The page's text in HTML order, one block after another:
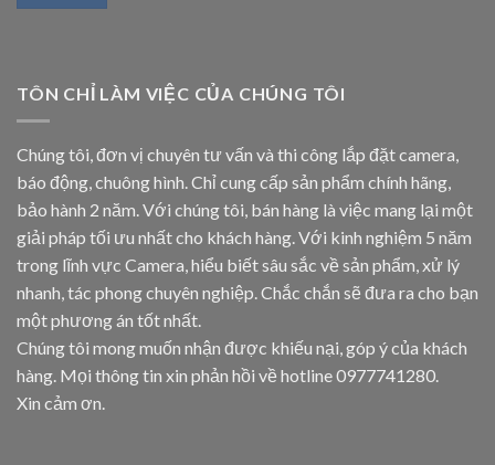
TÔN CHỈ LÀM VIỆC CỦA CHÚNG TÔI
Chúng tôi, đơn vị chuyên tư vấn và thi công lắp đặt camera,
báo động, chuông hình. Chỉ cung cấp sản phẩm chính hãng,
bảo hành 2 năm. Với chúng tôi, bán hàng là việc mang lại một
giải pháp tối ưu nhất cho khách hàng. Với kinh nghiệm 5 năm
trong lĩnh vực Camera, hiểu biết sâu sắc về sản phẩm, xử lý
nhanh, tác phong chuyên nghiệp. Chắc chắn sẽ đưa ra cho bạn
một phương án tốt nhất.
Chúng tôi mong muốn nhận được khiếu nại, góp ý của khách
hàng. Mọi thông tin xin phản hồi về hotline0977741280.
Xin cảm ơn.